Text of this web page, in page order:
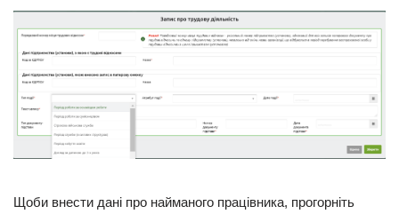
Щоби внести дані про найманого працівника, прогорніть